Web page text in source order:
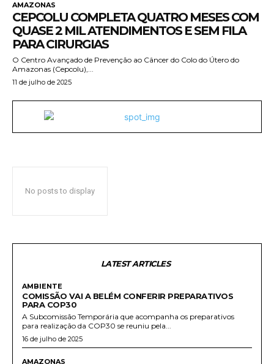
AMAZONAS
CEPCOLU COMPLETA QUATRO MESES COM
QUASE 2 MIL ATENDIMENTOS E SEM FILA
PARA CIRURGIAS
O Centro Avançado de Prevenção ao Câncer do Colo do Útero do
Amazonas (Cepcolu),...
11 de julho de 2025
No posts to display
LATEST ARTICLES
AMBIENTE
COMISSÃO VAI A BELÉM CONFERIR PREPARATIVOS
PARA COP30
A Subcomissão Temporária que acompanha os preparativos
para realização da COP30 se reuniu pela...
16 de julho de 2025
AMAZONAS